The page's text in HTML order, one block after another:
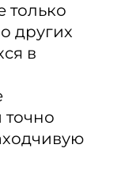
только
других
в